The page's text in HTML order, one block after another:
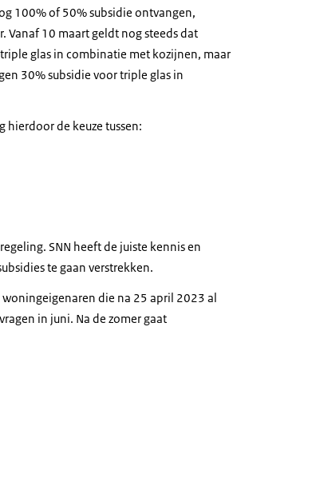
100% of 50% subsidie ontvangen,
Vanaf 10 maart geldt nog steeds dat
glas in combinatie met kozijnen, maar
30% subsidie voor triple glas in
de keuze tussen:
SNN heeft de juiste kennis en
te gaan verstrekken.
die na 25 april 2023 al
in juni. Na de zomer gaat